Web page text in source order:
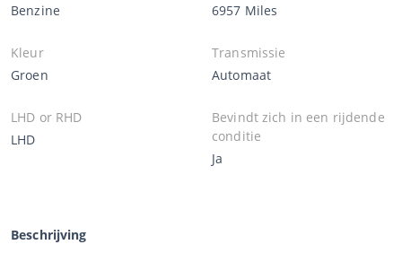
Benzine
6957 Miles
Kleur
Groen
Transmissie
Automaat
LHD or RHD
LHD
Bevindt zich in een rijdende
conditie
Ja
Beschrijving